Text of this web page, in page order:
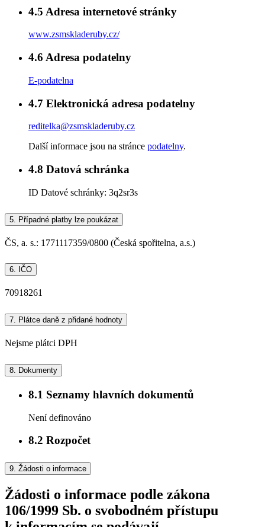
4.5 Adresa internetové stránky
www.zsmskladeruby.cz/
4.6 Adresa podatelny
E-podatelna
4.7 Elektronická adresa podatelny
reditelka@zsmskladeruby.cz
Další informace jsou na stránce podatelny.
4.8 Datová schránka
ID Datové schránky: 3q2sr3s
5. Případné platby lze poukázat
ČS, a. s.: 1771117359/0800 (Česká spořitelna, a.s.)
6. IČO
70918261
7. Plátce daně z přidané hodnoty
Nejsme plátci DPH
8. Dokumenty
8.1 Seznamy hlavních dokumentů
Není definováno
8.2 Rozpočet
9. Žádosti o informace
Žádosti o informace podle zákona
106/1999 Sb. o svobodném přístupu